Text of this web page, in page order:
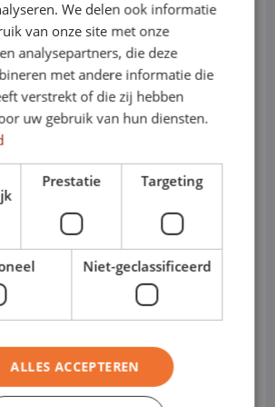
tot ca. 1.3–1.6 ton
efficiënte varianten
zuinige varianten
Renault Captur E-Tech
afhankelijk van
handgeschakeld of
Crossover / SUV-stijl
We delen ook informatie
van onze site met onze
analysepartners, die deze
met andere informatie die
verstrekt of die zij hebben
uw gebruik van hun diensten.
Prestatie Targeting
Niet-geclassificeerd
ALLES ACCEPTEREN